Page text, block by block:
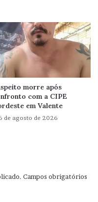
morre após
com a CIPE
em Valente
de agosto de 2026
Campos obrigatórios